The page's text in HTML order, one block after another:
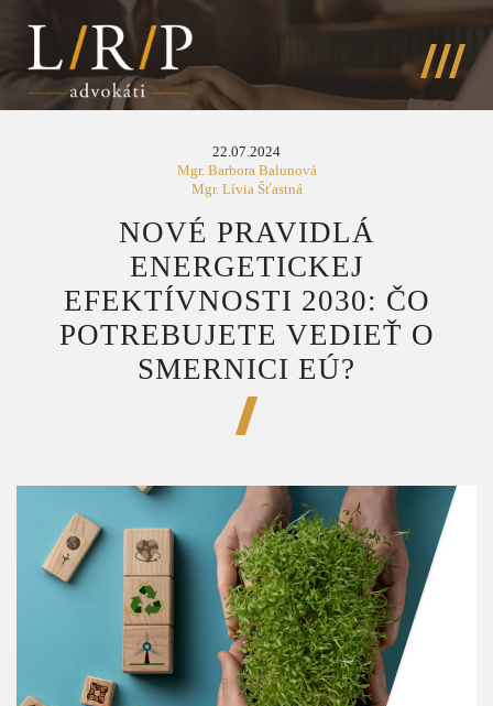
22.07.2024
Mgr. Barbora Balunová
Mgr. Lívia Šťastná
NOVÉ PRAVIDLÁ
ENERGETICKEJ
EFEKTÍVNOSTI 2030: ČO
POTREBUJETE VEDIEŤ O
SMERNICI EÚ?